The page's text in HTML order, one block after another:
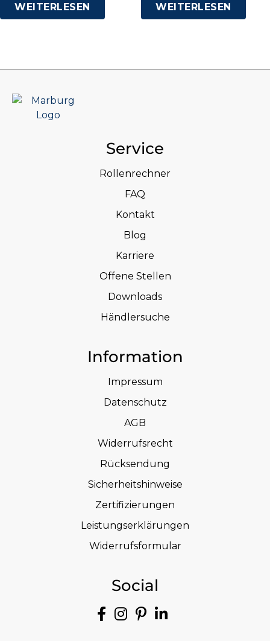
WEITERLESEN WEITERLESEN
Service
Rollenrechner
FAQ
Kontakt
Blog
Karriere
Offene Stellen
Downloads
Händlersuche
Information
Impressum
Datenschutz
AGB
Widerrufsrecht
Rücksendung
Sicherheitshinweise
Zertifizierungen
Leistungserklärungen
Widerrufsformular
Social